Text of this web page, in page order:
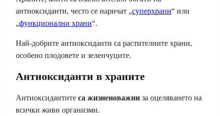
антиоксиданти, често се наричат ​​„суперхрани“ или
„функционални храни“.
Най-добрите антиоксиданти са растителните храни,
особено плодовете и зеленчуците.
Антиоксиданти в храните
Антиоксидантите са жизненоважни за оцеляването на
всички живи организми.